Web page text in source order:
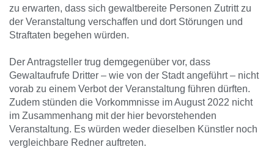
zu erwarten, dass sich gewaltbereite Personen Zutritt zu
der Veranstaltung verschaffen und dort Störungen und
Straftaten begehen würden.
Der Antragsteller trug demgegenüber vor, dass
Gewaltaufrufe Dritter – wie von der Stadt angeführt – nicht
vorab zu einem Verbot der Veranstaltung führen dürften.
Zudem stünden die Vorkommnisse im August 2022 nicht
im Zusammenhang mit der hier bevorstehenden
Veranstaltung. Es würden weder dieselben Künstler noch
vergleichbare Redner auftreten.